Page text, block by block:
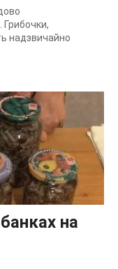
Грибочки,
надзвичайно
на